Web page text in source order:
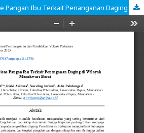
Pengetahuan Higiene Pangan Ibu Terkait Penanganan Daging di Wilayah Manokwari Barat